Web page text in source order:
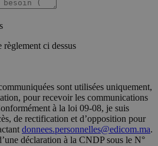
ci dessus
sont utilisées uniquement,
pour recevoir les communications
à la loi 09-08, je suis
de rectification et d’opposition pour
donnees.personnelles@edicom.ma.
déclaration à la CNDP sous le N°